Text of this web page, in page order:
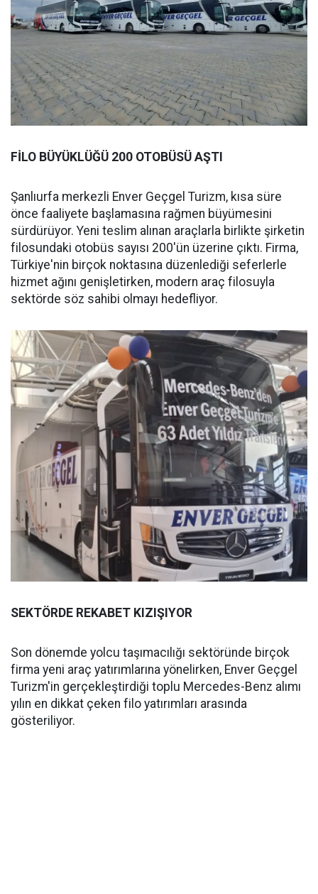
FİLO BÜYÜKLÜĞÜ 200 OTOBÜSÜ AŞTI
Şanlıurfa merkezli Enver Geçgel Turizm, kısa süre
önce faaliyete başlamasına rağmen büyümesini
sürdürüyor. Yeni teslim alınan araçlarla birlikte şirketin
filosundaki otobüs sayısı 200'ün üzerine çıktı. Firma,
Türkiye'nin birçok noktasına düzenlediği seferlerle
hizmet ağını genişletirken, modern araç filosuyla
sektörde söz sahibi olmayı hedefliyor.
SEKTÖRDE REKABET KIZIŞIYOR
Son dönemde yolcu taşımacılığı sektöründe birçok
firma yeni araç yatırımlarına yönelirken, Enver Geçgel
Turizm'in gerçekleştirdiği toplu Mercedes-Benz alımı
yılın en dikkat çeken filo yatırımları arasında
gösteriliyor.